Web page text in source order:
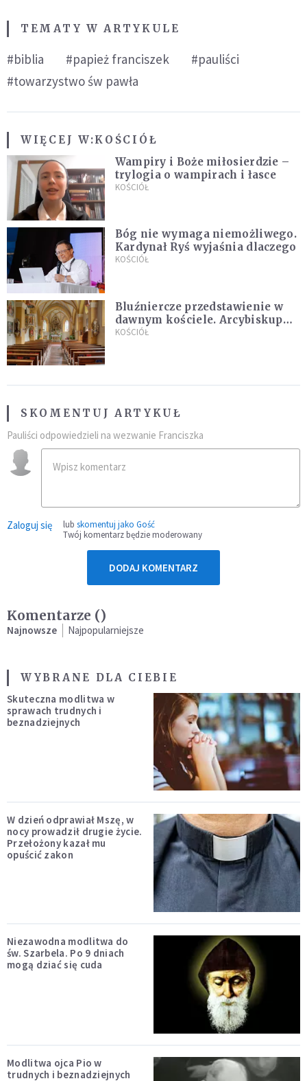
TEMATY W ARTYKULE
#biblia #papież franciszek
#pauliści
#towarzystwo św pawła
WIĘCEJ W:KOŚCIÓŁ
Wampiry i Boże miłosierdzie –
trylogia o wampirach i łasce
KOŚCIÓŁ
Bóg nie wymaga niemożliwego.
Kardynał Ryś wyjaśnia dlaczego
KOŚCIÓŁ
Bluźniercze przedstawienie w
dawnym kościele. Arcybiskup
stanowczo reaguje
KOŚCIÓŁ
SKOMENTUJ ARTYKUŁ
Pauliści odpowiedzieli na wezwanie Franciszka
Zaloguj się lub skomentuj jako Gość
Twój komentarz będzie moderowany
DODAJ KOMENTARZ
Komentarze ()
Najnowsze Najpopularniejsze
WYBRANE DLA CIEBIE
Skuteczna modlitwa w
sprawach trudnych i
beznadziejnych
W dzień odprawiał Mszę, w
nocy prowadził drugie życie.
Przełożony kazał mu
opuścić zakon
Niezawodna modlitwa do
św. Szarbela. Po 9 dniach
mogą dziać się cuda
Modlitwa ojca Pio w
trudnych i beznadziejnych